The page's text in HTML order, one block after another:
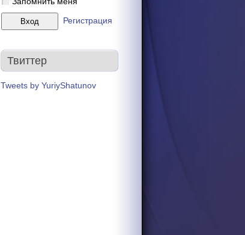
Регистрация
Твиттер
Tweets by YuriyShatunov